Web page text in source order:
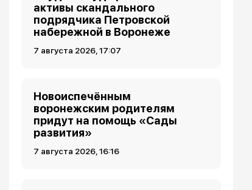
активы скандального
подрядчика Петровской
набережной в Воронеже
7 августа 2026, 17:07
Новоиспечённым
воронежским родителям
придут на помощь «Сады
развития»
7 августа 2026, 16:16